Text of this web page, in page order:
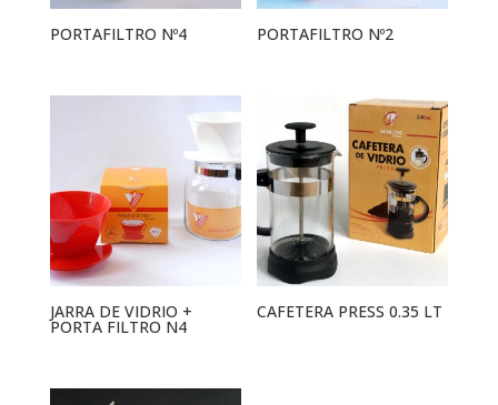
PORTAFILTRO Nº4 PORTAFILTRO Nº2
JARRA DE VIDRIO +
PORTA FILTRO N4
CAFETERA PRESS 0.35 LT